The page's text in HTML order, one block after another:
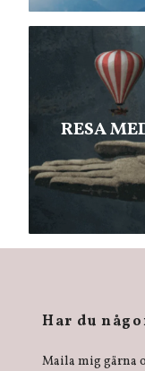
RESA
Har du
Maila mig gärna